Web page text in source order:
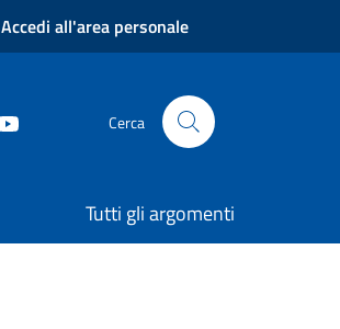
Accedi all'area personale
Cerca
Tutti gli argomenti